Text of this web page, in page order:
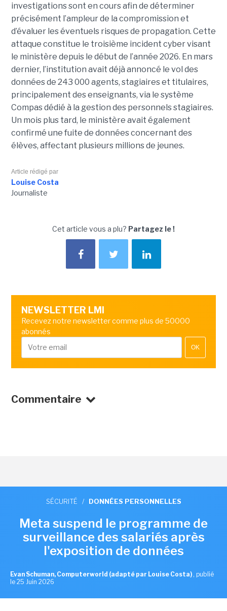
investigations sont en cours afin de déterminer
précisément l’ampleur de la compromission et
d’évaluer les éventuels risques de propagation. Cette
attaque constitue le troisième incident cyber visant
le ministère depuis le début de l’année 2026. En mars
dernier, l’institution avait déjà annoncé le vol des
données de 243 000 agents, stagiaires et titulaires,
principalement des enseignants, via le système
Compas dédié à la gestion des personnels stagiaires.
Un mois plus tard, le ministère avait également
confirmé une fuite de données concernant des
élèves, affectant plusieurs millions de jeunes.
Article rédigé par
Louise Costa
Journaliste
Cet article vous a plu? Partagez le !
NEWSLETTER LMI
Recevez notre newsletter comme plus de 50000
abonnés
OK
Commentaire
SÉCURITÉ / DONNÉES PERSONNELLES
Meta suspend le programme de
surveillance des salariés après
l'exposition de données
Evan Schuman, Computerworld (adapté par Louise Costa) , publié
le 25 Juin 2026